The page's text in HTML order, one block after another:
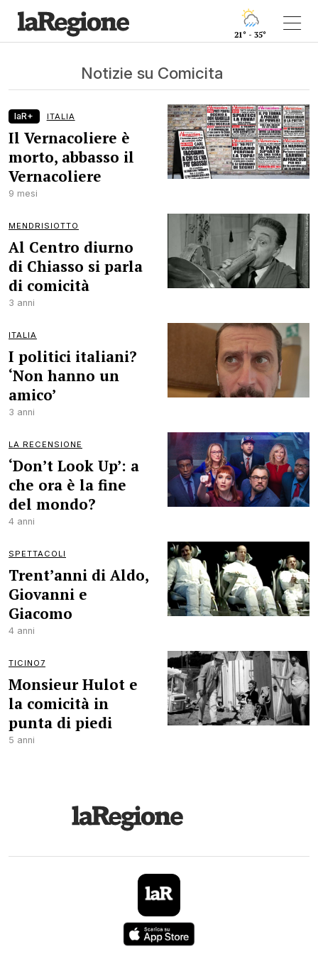
21° - 35°
Notizie su Comicita
laR+ ITALIA
Il Vernacoliere è
morto, abbasso il
Vernacoliere
9 mesi
MENDRISIOTTO
Al Centro diurno
di Chiasso si parla
di comicità
3 anni
ITALIA
I politici italiani?
‘Non hanno un
amico’
3 anni
LA RECENSIONE
‘Don’t Look Up’: a
che ora è la fine
del mondo?
4 anni
SPETTACOLI
Trent’anni di Aldo,
Giovanni e
Giacomo
4 anni
TICINO7
Monsieur Hulot e
la comicità in
punta di piedi
5 anni